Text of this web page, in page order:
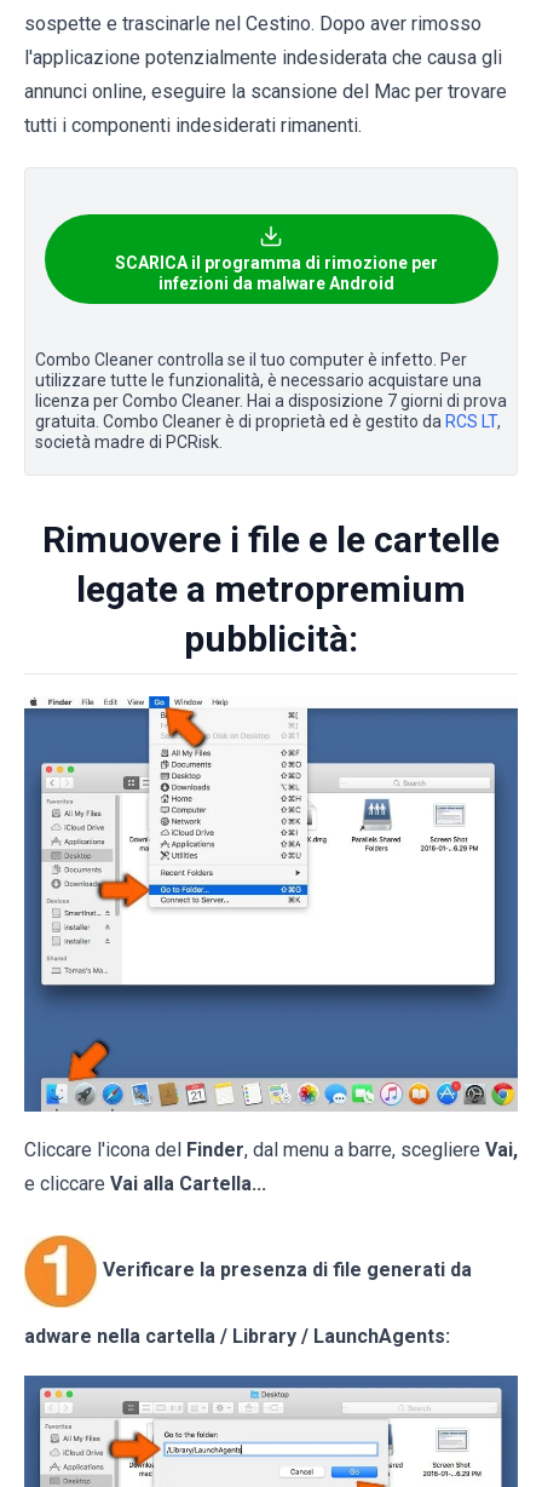
sospette e trascinarle nel Cestino. Dopo aver rimosso
l'applicazione potenzialmente indesiderata che causa gli
annunci online, eseguire la scansione del Mac per trovare
tutti i componenti indesiderati rimanenti.
SCARICA il programma di rimozione per
infezioni da malware Android
Combo Cleaner controlla se il tuo computer è infetto. Per
utilizzare tutte le funzionalità, è necessario acquistare una
licenza per Combo Cleaner. Hai a disposizione 7 giorni di prova
gratuita. Combo Cleaner è di proprietà ed è gestito da RCS LT,
società madre di PCRisk.
Rimuovere i file e le cartelle
legate a metropremium
pubblicità:
Cliccare l'icona del Finder, dal menu a barre, scegliere Vai,
e cliccare Vai alla Cartella...
Verificare la presenza di file generati da
adware nella cartella / Library / LaunchAgents: